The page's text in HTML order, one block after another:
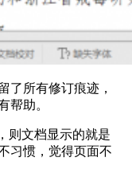
了所有修订痕迹，
帮助。
则文档显示的就是
习惯，觉得页面不